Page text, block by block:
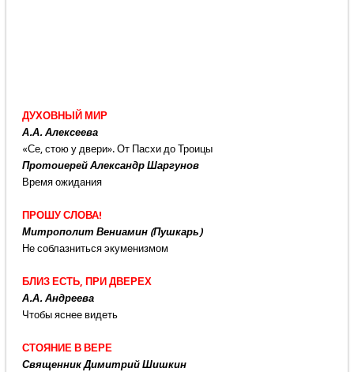
ДУХОВНЫЙ МИР
А.А. Алексеева
«Се, стою у двери». От Пасхи до Троицы
Протоиерей Александр Шаргунов
Время ожидания
ПРОШУ СЛОВА!
Митрополит Вениамин (Пушкарь)
Не соблазниться экуменизмом
БЛИЗ ЕСТЬ, ПРИ ДВЕРЕХ
А.А. Андреева
Чтобы яснее видеть
СТОЯНИЕ В ВЕРЕ
Священник Димитрий Шишкин